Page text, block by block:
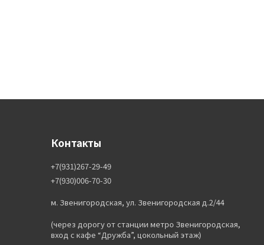
Контакты
+7(931)267-29-49
+7(930)006-70-30
м. Звенигородская, ул. Звенигородская д.2/44
(через дорогу от станции метро Звенигородская,
вход с кафе “Дружба”, цокольный этаж)